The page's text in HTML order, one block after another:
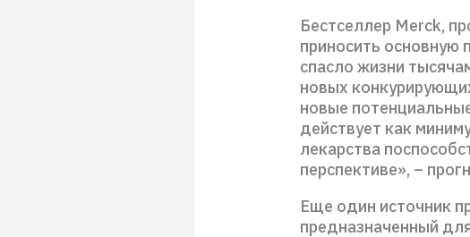
Бестселлер Merck,
приносить основную
спасло жизни
новых
новые
действует как
лекарства
перспективе», –
Еще один источник
предназначенный